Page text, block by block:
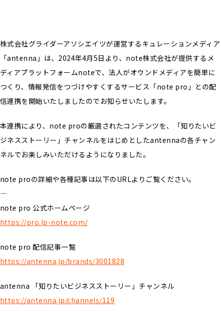
株式会社グライダーアソシエイツが運営するキュレーションメディア
「antenna」は、2024年4月5日より、note株式会社が提供するメ
ディアプラットフォームnoteで、法人がオウンドメディアを簡単に
つくり、情報発信をつづけやすくするサービス「note pro」との配
信連携を開始いたしましたのでお知らせいたします。
本連携により、note proの厳選されたコンテンツを、「知りたいビ
ジネスストーリー」チャンネルをはじめとしたantennaの各チャン
ネルでお楽しみいただけるようになりました。
note proの詳細や各種記事は以下のURLよりご覧ください。
—
note pro 公式ホームページ
https://pro.lp-note.com/
note pro 配信記事一覧
https://antenna.jp/brands/3001828
antenna 「知りたいビジネスストーリー」チャンネル
https://antenna.jp/channels/119